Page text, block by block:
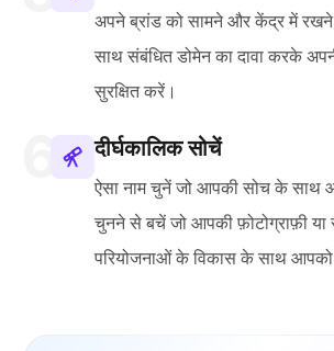
अपने ब्रांड को सामने और केंद्र में
साथ संबंधित डोमेन का दावा करके
सुरक्षित करें।
दीर्घकालिक सोचें
ऐसा नाम चुनें जो आपकी सोच के साथ
चुनने से बचें जो आपकी फ़ोटोग्राफ़ी या
परियोजनाओं के विकास के साथ आपको